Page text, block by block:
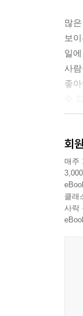
그
으
처
덧
---
삶
지
---「
많
보
일
사
좋
누
밑
선
가
필
회
매주
클래
사락